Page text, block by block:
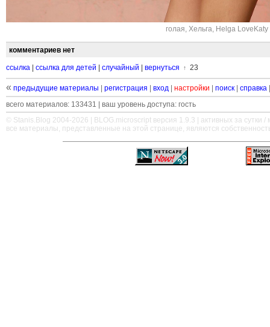
голая, Хельга, Helga LoveKaty
комментариев нет
ссылка ссылка для детей случайный вернуться ↑ 23
« предыдущие материалы регистрация вход настройки поиск справка
всего материалов: 133431 | ваш уровень доступа: гость
© Stanis.Blog 2004-2026 |
BLOG.microscript версия 1.9.3 | активных за сутки /
все материалы, представленные на этой странице, являются
—————————————————————